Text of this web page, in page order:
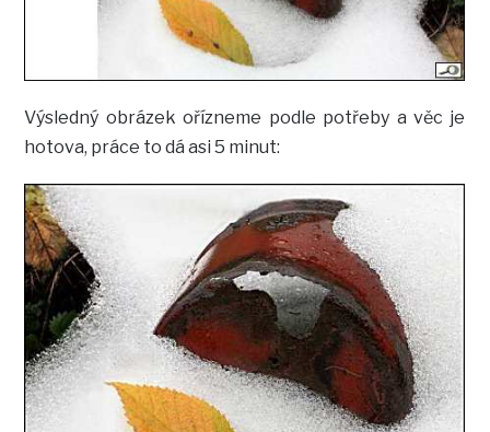
Výsledný obrázek ořízneme podle potřeby a věc je
hotova, práce to dá asi 5 minut: